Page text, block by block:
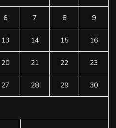
6 7 8 9
13 14 15 16
20 21 22 23
27 28 29 30